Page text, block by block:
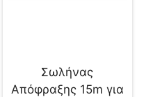
Σωλήνας
Απόφραξης 15m για